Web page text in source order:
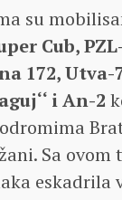
su
Cub,
172,
i An-2
Sa ovom
eskadrila